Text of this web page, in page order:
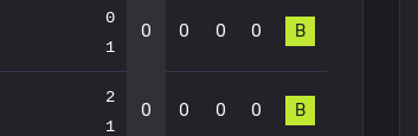
0
1
0 0 0 0 В
2
1
0 0 0 0 В